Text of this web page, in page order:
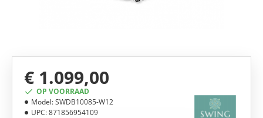
OP VOORRAAD
Model:SWDB10085-W12
UPC:871856954109
€ 1.099,00